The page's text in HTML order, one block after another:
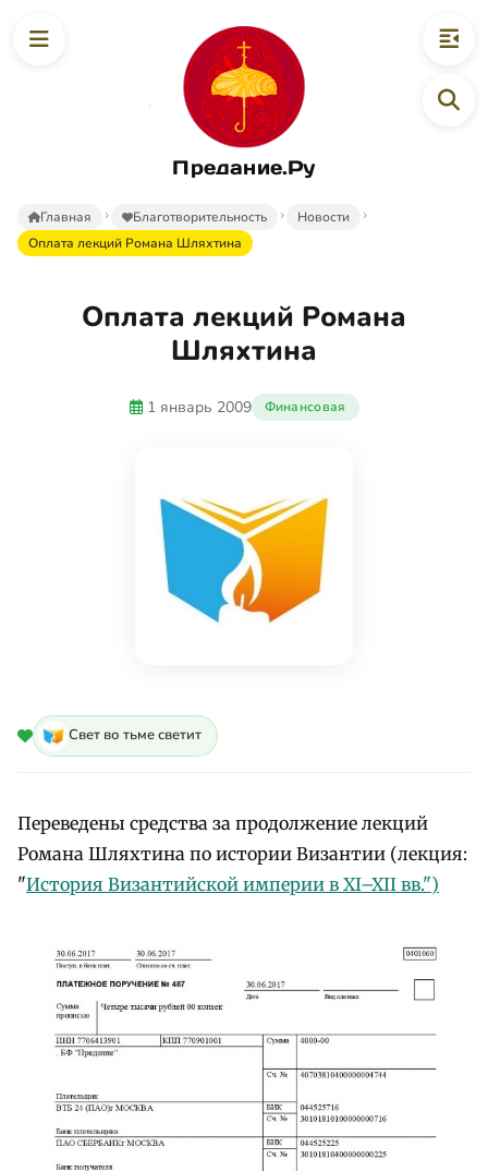
Предание.Ру
Главная Благотворительность
Новости
Оплата лекций Романа Шляхтина
Оплата лекций Романа
Шляхтина
1 январь 2009 Финансовая
Свет во тьме светит
Переведены средства за продолжение лекций
Романа Шляхтина по истории Византии (лекция:
"История Византийской империи в XI–XII вв.")